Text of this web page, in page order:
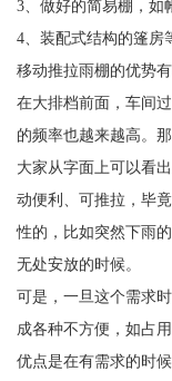
3、做好的简易棚，如
4、装配式结构的篷房
移动推拉雨棚的优势
在大排档前面，车间
的频率也越来越高。
大家从字面上可以看
动便利、可推拉，毕
性的，比如突然下雨
无处安放的时候。
可是，一旦这个需求
成各种不方便，如占
优点是在有需求的时